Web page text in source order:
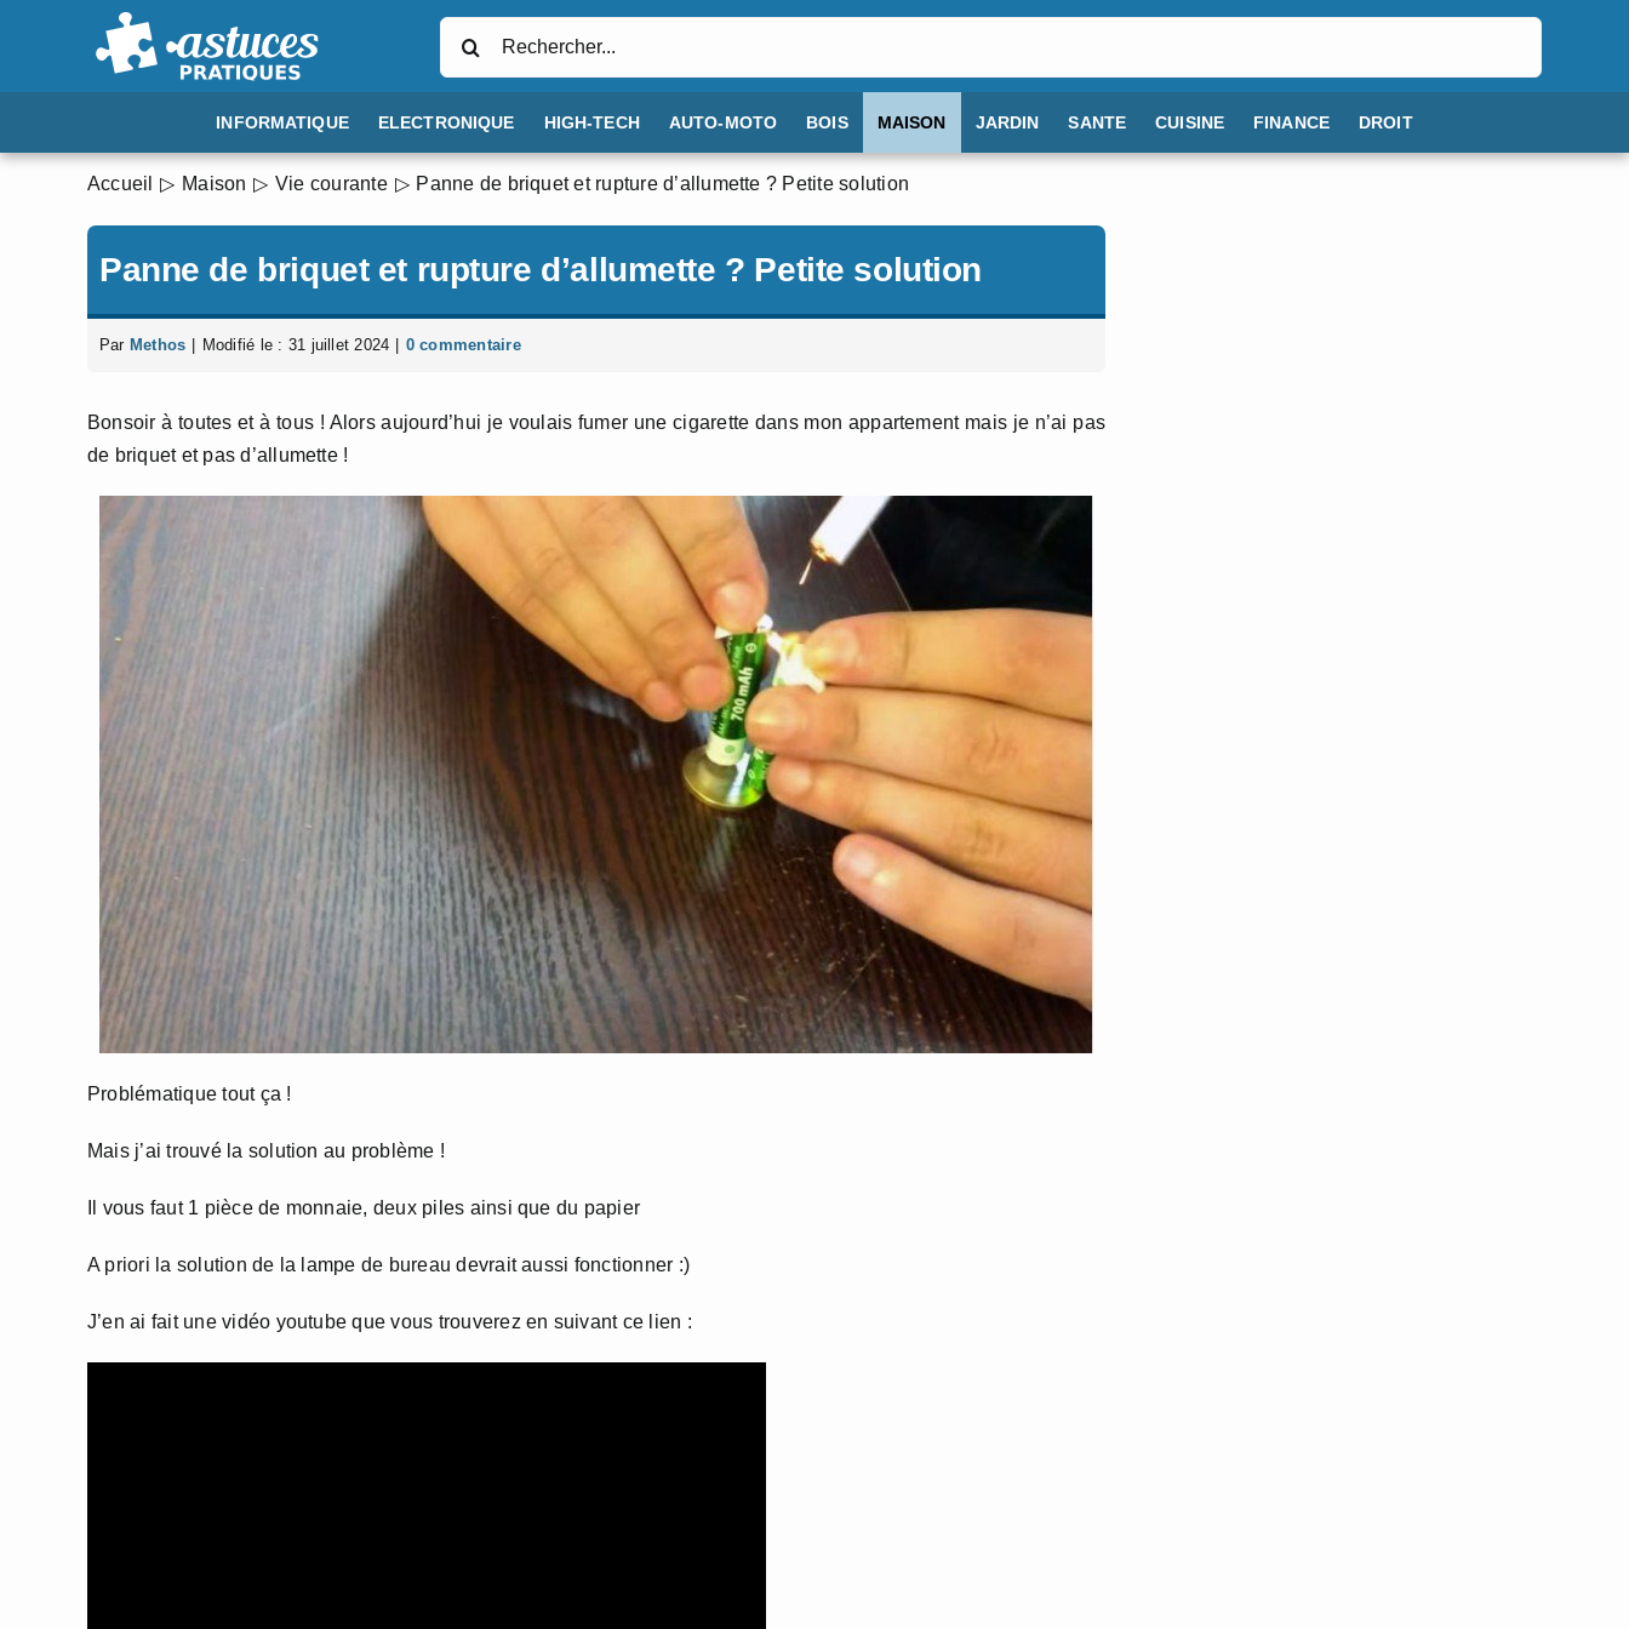
INFORMATIQUE ELECTRONIQUE HIGH-TECH AUTO-MOTO BOIS MAISON JARDIN SANTE CUISINE FINANCE DROIT
Accueil Maison Vie courante Panne de briquet et rupture d’allumette ? Petite solution
Panne de briquet et rupture d’allumette ? Petite solution
Par Methos Modifié le : 31 juillet 2024 0 commentaire
Bonsoir à toutes et à tous ! Alors aujourd’hui je voulais fumer une cigarette dans mon appartement mais je n’ai pas
de briquet et pas d’allumette !
Problématique tout ça !
Mais j’ai trouvé la solution au problème !
Il vous faut 1 pièce de monnaie, deux piles ainsi que du papier
A priori la solution de la lampe de bureau devrait aussi fonctionner :)
J’en ai fait une vidéo youtube que vous trouverez en suivant ce lien :